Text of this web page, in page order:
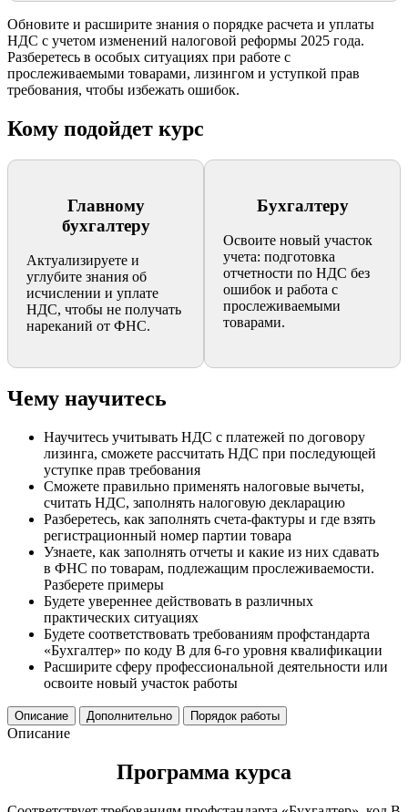
Обновите и расширите знания о порядке расчета и уплаты
НДС с учетом изменений налоговой реформы 2025 года.
Разберетесь в особых ситуациях при работе с
прослеживаемыми товарами, лизингом и уступкой прав
требования, чтобы избежать ошибок.
Кому подойдет курс
Главному
бухгалтеру
Актуализируете и
углубите знания об
исчислении и уплате
НДС, чтобы не получать
нареканий от ФНС.
Бухгалтеру
Освоите новый участок
учета: подготовка
отчетности по НДС без
ошибок и работа с
прослеживаемыми
товарами.
Чему научитесь
Научитесь учитывать НДС с платежей по договору
лизинга, сможете рассчитать НДС при последующей
уступке прав требования
Сможете правильно применять налоговые вычеты,
считать НДС, заполнять налоговую декларацию
Разберетесь, как заполнять счета-фактуры и где взять
регистрационный номер партии товара
Узнаете, как заполнять отчеты и какие из них сдавать
в ФНС по товарам, подлежащим прослеживаемости.
Разберете примеры
Будете увереннее действовать в различных
практических ситуациях
Будете соответствовать требованиям профстандарта
«Бухгалтер» по коду В для 6‑го уровня квалификации
Расширите сферу профессиональной деятельности или
освоите новый участок работы
Описание Дополнительно Порядок работы
Описание
Программа курса